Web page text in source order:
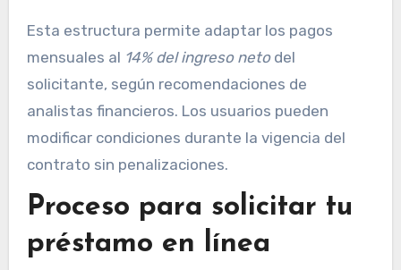
Esta estructura permite adaptar los pagos
mensuales al 14% del ingreso netodel
solicitante, según recomendaciones de
analistas financieros. Los usuarios pueden
modificar condiciones durante la vigencia del
contrato sin penalizaciones.
Proceso para solicitar tu
préstamo en línea